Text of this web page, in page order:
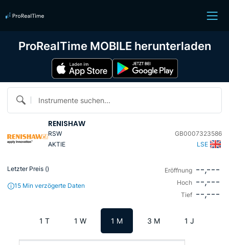
Instrumente suchen...
RENISHAW
RSW
GB0007323586
AKTIE
LSE
Letzter Preis ()
15 Min verzögerte Daten
Eröffnung --,---
Hoch --,---
Tief --,---
1 T 1 W 1 M 3 M 1 J
ProRealTime MOBILE herunterladen